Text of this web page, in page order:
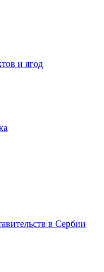
и ягод
в Сербии